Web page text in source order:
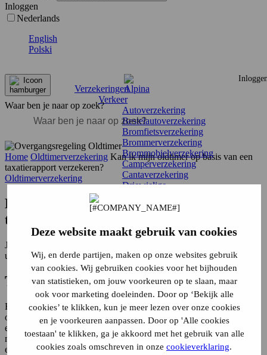
Deze website maakt gebruik van cookies
Wij, en derde partijen, maken op onze websites gebruik
van cookies. Wij gebruiken cookies voor het bijhouden
van statistieken, om jouw voorkeuren op te slaan, maar
ook voor marketing doeleinden. Door op ‘Bekijk alle
cookies’ te klikken, kun je meer lezen over onze cookies
en je voorkeuren aanpassen. Door op 'Alle cookies
toestaan' te klikken, ga je akkoord met het gebruik van alle
cookies zoals omschreven in onze cookieverklaring.
Inloggen
Nederlands
English
Polski
Verzekeringen
Verkeer
Autoverzekering
Bestelautoverzekering
Bromfietsverzekering
Brommerverzekering
Brommobielverzekering
Camperverzekering
Cantaverzekering
Driewielige
Invalidenwagenverzekering
Motorverzekering
Oldtimerverzekering
Quadverzekering
Scooterverzekering
Snorfietsverzekering
Tijdelijke autoverzekering
Vrachtwagenverzekering
Wonen
Inboedelverzekering
Ongevallenverzekering
Opstalverzekering
Waar ben je naar op zoek?
Home Oldtimerverzekering Kan ik mijn oldtimer op basis van een
taxatierapport verzekeren?
Oldtimerverzekering
Kan ik mijn oldtimer op basis van een
taxatierapport verzekeren?
Ja, dat kan. Wij hebben verschillende
u uw oldtimer tegen taxatiewaarde kan verzekeren.
Taxatierapport als leidraad
Bij sommige tarieven moet de oldtimer worden getaxeerd om
objectief de huidige waarde vast te stellen maar zal de uitkering bij
een schade alleen plaatsvinden op basis van de dagwaarde op het
moment van schade. Deze dagwaarde zal dan door een schade
expert worden vastgesteld.